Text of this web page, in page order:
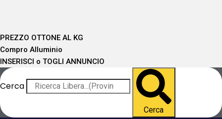
PREZZO OTTONE AL KG
Compro Alluminio
INSERISCI o TOGLI ANNUNCIO
Cerca
Cerca